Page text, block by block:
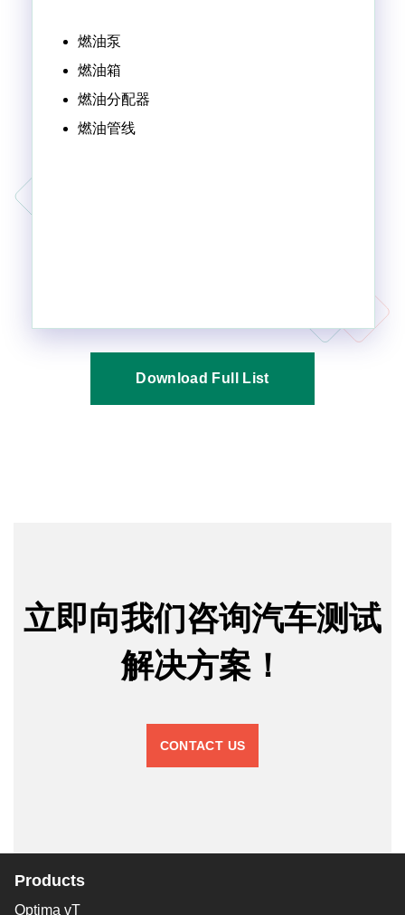
燃油泵
燃油箱
燃油分配器
燃油管线
Download Full List
立即向我们咨询汽车测试
解决方案！
CONTACT US
Products
Optima vT